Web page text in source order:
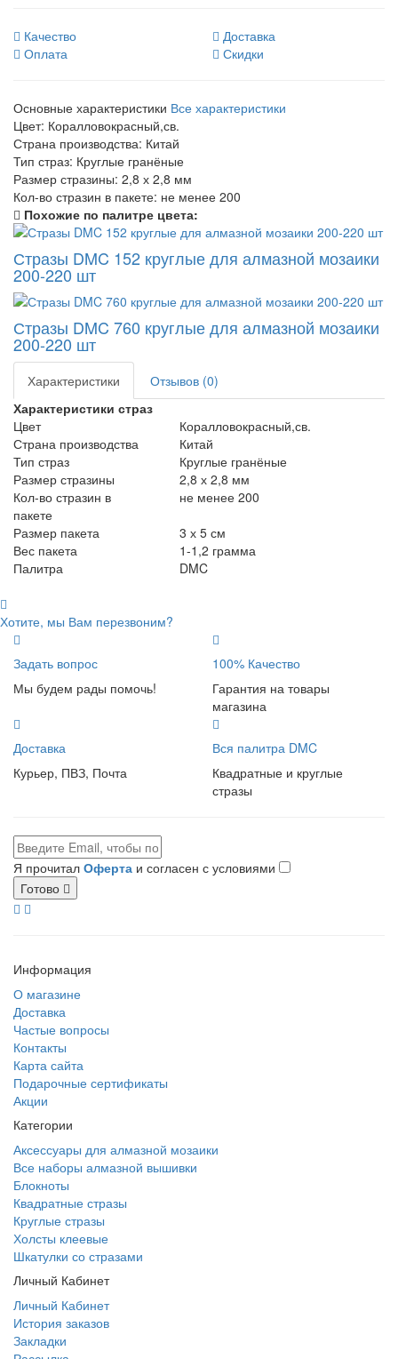
Качество
Доставка
Оплата
Скидки
Основные характеристики Все характеристики
Цвет: Коралловокрасный,св.
Страна производства: Китай
Тип страз: Круглые гранёные
Размер стразины: 2,8 х 2,8 мм
Кол-во стразин в пакете: не менее 200
Похожие по палитре цвета:
Стразы DMC 152 круглые для алмазной мозаики
200-220 шт
Стразы DMC 760 круглые для алмазной мозаики
200-220 шт
Характеристики
Отзывов (0)
Характеристики страз
Цвет
Коралловокрасный,св.
Страна производства
Китай
Тип страз
Круглые гранёные
Размер стразины
2,8 х 2,8 мм
Кол-во стразин в
пакете
не менее 200
Размер пакета
3 х 5 см
Вес пакета
1-1,2 грамма
Палитра
DMC
Хотите, мы Вам перезвоним?
Задать вопрос
Мы будем рады помочь!
100% Качество
Гарантия на товары
магазина
Доставка
Курьер, ПВЗ, Почта
Вся палитра DMC
Квадратные и круглые
стразы
Я прочитал Оферта и согласен с условиями
Готово
Информация
О магазине
Доставка
Частые вопросы
Контакты
Карта сайта
Подарочные сертификаты
Акции
Категории
Аксессуары для алмазной мозаики
Все наборы алмазной вышивки
Блокноты
Квадратные стразы
Круглые стразы
Холсты клеевые
Шкатулки со стразами
Личный Кабинет
Личный Кабинет
История заказов
Закладки